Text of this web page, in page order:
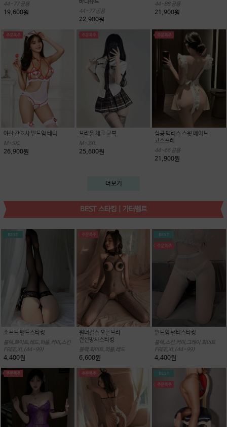
44~77 공용
19,600원
바디슈트
44~77 공용
22,900원
44~88 공용
21,900원
야한 간호사 밑트임 테디
M~5XL
26,900원
브라운 체크 교복
M~3XL
25,600원
심쿵 백리스 스윗 메이드
코스프레
44~66 공용
21,900원
더보기
BEST 스타킹 | 가터벨트
소프트 밴드스타킹
블랙,화이트,레드,퍼플,커피,스킨
FREE,XL(44~99)
4,400원
원더걸스 오픈브라
전신망사스타킹
블랙,화이트,퍼플,레드
6,600원
밑트임 팬티스타킹
블랙,스킨,커피,그레이,화이트
FREE,XL(44~99)
4,400원